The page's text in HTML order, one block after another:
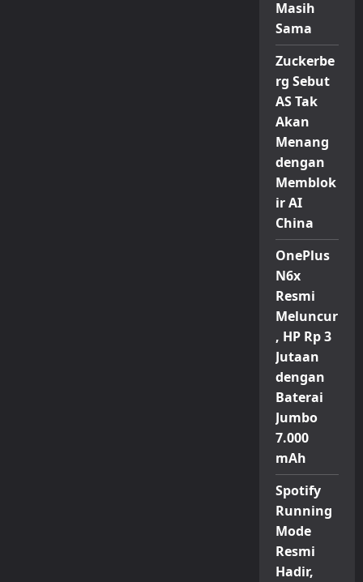
Masih
Sama
Zuckerbe
rg Sebut
AS Tak
Akan
Menang
dengan
Memblok
ir AI
China
OnePlus
N6x
Resmi
Meluncur
, HP Rp 3
Jutaan
dengan
Baterai
Jumbo
7.000
mAh
Spotify
Running
Mode
Resmi
Hadir,